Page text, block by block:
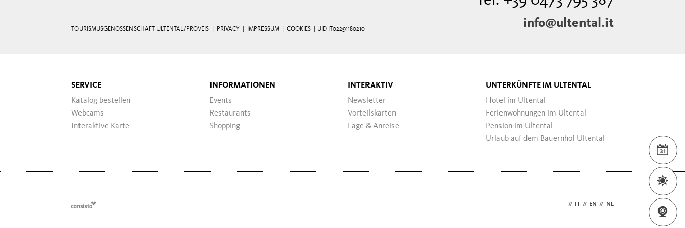
info@ultental.it
TOURISMUSGENOSSENSCHAFT ULTENTAL/PROVEIS | PRIVACY IMPRESSUM COOKIES | UID IT02291180210
SERVICE
Katalog bestellen
Webcams
Interaktive Karte
INFORMATIONEN
Events
Restaurants
Shopping
INTERAKTIV
Newsletter
Vorteilskarten
Lage & Anreise
UNTERKÜNFTE IM ULTENTAL
Hotel im Ultental
Ferienwohnungen im Ultental
Pension im Ultental
Urlaub auf dem Bauernhof Ultental
// IT // EN // NL